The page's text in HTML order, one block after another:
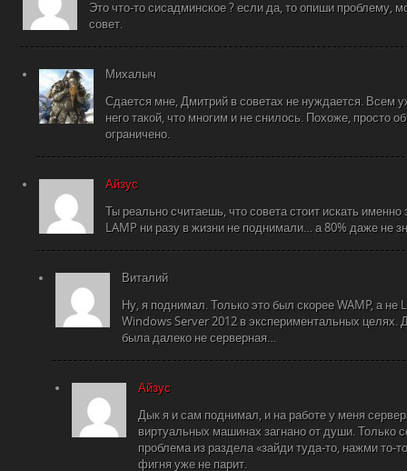
Это что-то сисадминское ? если да, то опиши проблему,
совет.
Михалыч
Сдается мне, Дмитрий в советах не нуждается. Всем
него такой, что многим и не снилось. Похоже, просто
ограничено.
Айзус
Ты реально считаешь, что совета стоит искать
LAMP ни разу в жизни не поднимали… а 80% даже не
Виталий
Ну, я поднимал. Только это был скорее WAMP, а не
Windows Server 2012 в экспериментальных целях.
была далеко не серверная…
Айзус
Дык я и сам поднимал, и на работе у меня
виртуальных машинах загнано от души. Только
проблема из раздела «зайди туда-то, нажми то-
фигня уже не парит.